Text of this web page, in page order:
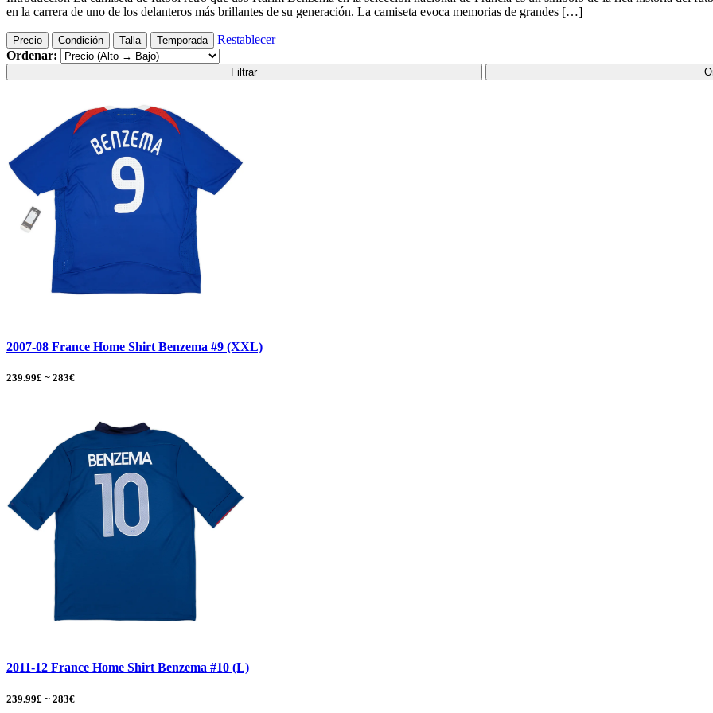
en la carrera de uno de los delanteros más brillantes de su generación. La camiseta evoca memorias de grandes […]
Precio Condición Talla Temporada
Restablecer
Ordenar:
Filtrar
2007-08 France Home Shirt Benzema #9 (XXL)
239.99£ ~ 283€
2011-12 France Home Shirt Benzema #10 (L)
239.99£ ~ 283€